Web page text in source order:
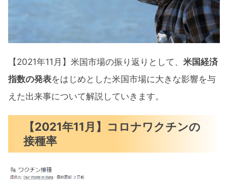
予想を上回るCPI消費者物価指数
小売売上高（10月）発表
米国実質GDP（改定値）第3四半期
パウエル氏再任による株安
米国市場の向かう先
【2021年11月】米国市場の主要4指数
2021年11月のダウ･ジョーンズ
2021年11月のS&P500
【2021年11月】米国市場の振り返りとして、 米国経済
指数の発表をはじめとした米国市場に大きな影響を与
えた出来事について解説していきます。
【2021年11月】コロナワクチンの
接種率